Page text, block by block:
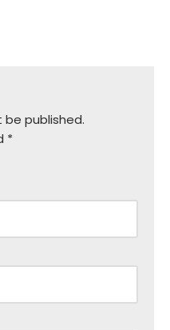
be published.
*